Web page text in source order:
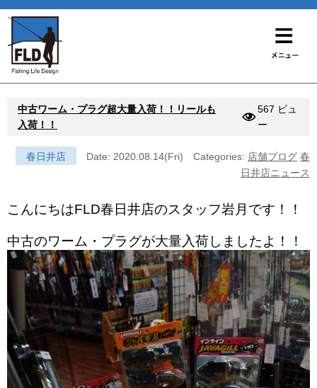
中古ワーム・プラグ超大量入荷！！リールも
入荷！！
567 ビュ
ー
春日井店 Date: 2020.08.14(Fri) Categories: 店舗ブログ 春
日井店ニュース
こんにちはFLD春日井店のスタッフ岩月です！！
中古のワーム・プラグが大量入荷しましたよ！！